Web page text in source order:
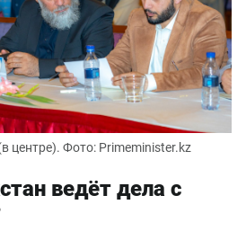
центре). Фото: Primeminister.kz
ведёт дела с